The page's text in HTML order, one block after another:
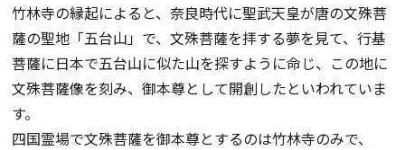
竹林寺の縁起によると、奈良時代に聖武天皇が唐の文殊菩
薩の聖地「五台山」で、文殊菩薩を拝する夢を見て、行基
菩薩に日本で五台山に似た山を探すように命じ、この地に
文殊菩薩像を刻み、御本尊として開創したといわれていま
す。
四国霊場で文殊菩薩を御本尊とするのは竹林寺のみで、